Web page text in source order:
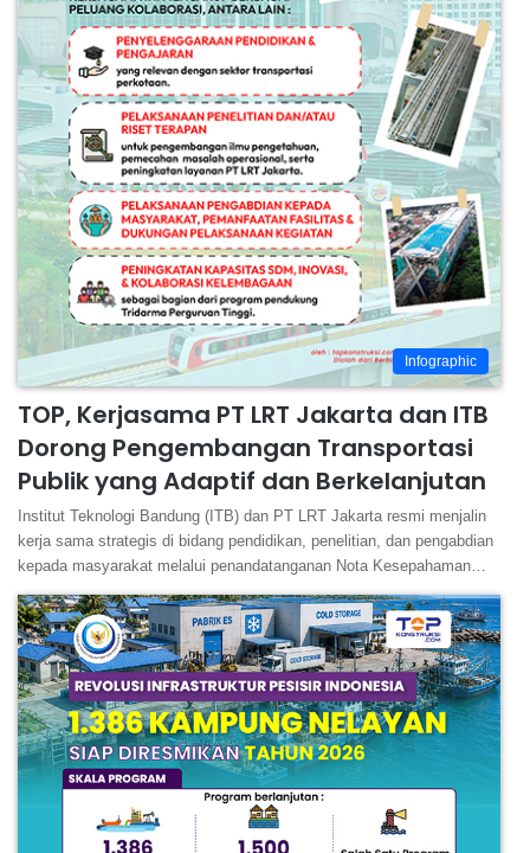
Infographic
TOP, Kerjasama PT LRT Jakarta dan ITB
Dorong Pengembangan Transportasi
Publik yang Adaptif dan Berkelanjutan
Institut Teknologi Bandung (ITB) dan PT LRT Jakarta resmi menjalin
kerja sama strategis di bidang pendidikan, penelitian, dan pengabdian
kepada masyarakat melalui penandatanganan Nota Kesepahaman…